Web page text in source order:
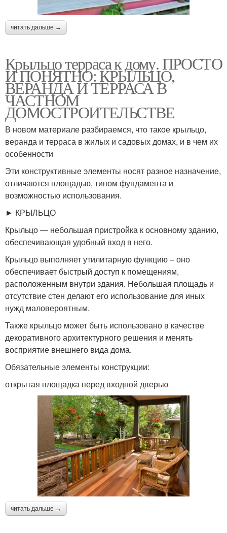
читать дальше →
Крыльцо терраса к дому. ПРОСТО
И ПОНЯТНО: КРЫЛЬЦО,
ВЕРАНДА И ТЕРРАСА В
ЧАСТНОМ
ДОМОСТРОИТЕЛЬСТВЕ
В новом материале разбираемся, что такое крыльцо,
веранда и терраса в жилых и садовых домах, и в чем их
особенности
Эти конструктивные элементы носят разное назначение,
отличаются площадью, типом фундамента и
возможностью использования.
► КРЫЛЬЦО
Крыльцо — небольшая пристройка к основному зданию,
обеспечивающая удобный вход в него.
Крыльцо выполняет утилитарную функцию – оно
обеспечивает быстрый доступ к помещениям,
расположенным внутри здания. Небольшая площадь и
отсутствие стен делают его использование для иных
нужд маловероятным.
Также крыльцо может быть использовано в качестве
декоративного архитектурного решения и менять
восприятие внешнего вида дома.
Обязательные элементы конструкции:
открытая площадка перед входной дверью
читать дальше →